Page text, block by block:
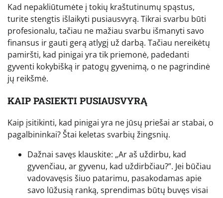
Kad nepakliūtumėte į tokių kraštutinumų spąstus,
turite stengtis išlaikyti pusiausvyrą. Tikrai svarbu būti
profesionalu, tačiau ne mažiau svarbu išmanyti savo
finansus ir gauti gerą atlygį už darbą. Tačiau nereikėtų
pamiršti, kad pinigai yra tik priemonė, padedanti
gyventi kokybišką ir patogų gyvenimą, o ne pagrindinė
jų reikšmė.
KAIP PASIEKTI PUSIAUSVYRĄ
Kaip įsitikinti, kad pinigai yra ne jūsų priešai ar stabai, o
pagalbininkai? Štai keletas svarbių žingsnių.
Dažnai savęs klauskite: „Ar aš uždirbu, kad
gyvenčiau, ar gyvenu, kad uždirbčiau?”. Jei būčiau
vadovavęsis šiuo patarimu, pasakodamas apie
savo lūžusią ranką, sprendimas būtų buvęs visai